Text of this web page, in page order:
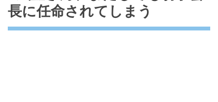
長に任命されてしまう